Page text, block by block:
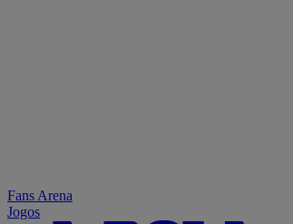
Fans Arena
Jogos